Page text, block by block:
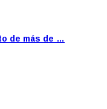
de más de …